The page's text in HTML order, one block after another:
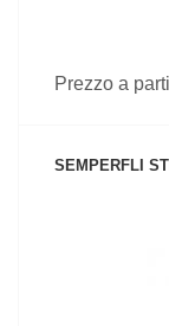
Prezzo a
SEMPERFLI